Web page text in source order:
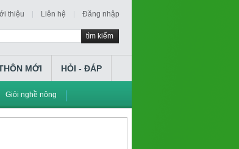
thiệu Liên hệ Đăng nhập
tìm kiếm
Giỏi nghề nông
MỚI HỎI - ĐÁP